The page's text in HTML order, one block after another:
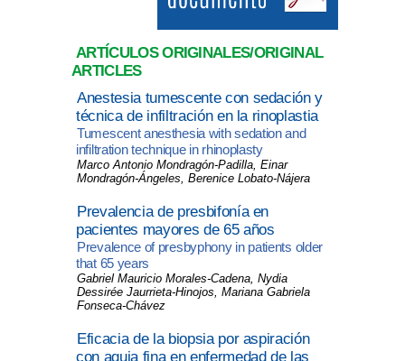
ARTÍCULOS ORIGINALES/ORIGINAL
ARTICLES
Anestesia tumescente con sedación y
técnica de infiltración en la rinoplastia
Tumescent anesthesia with sedation and
infiltration technique in rhinoplasty
Marco Antonio Mondragón-Padilla, Einar
Mondragón-Ángeles, Berenice Lobato-Nájera
Prevalencia de presbifonía en
pacientes mayores de 65 años
Prevalence of presbyphony in patients older
that 65 years
Gabriel Mauricio Morales-Cadena, Nydia
Dessirée Jaurrieta-Hinojos, Mariana Gabriela
Fonseca-Chávez
Eficacia de la biopsia por aspiración
con aguja fina en enfermedad de las